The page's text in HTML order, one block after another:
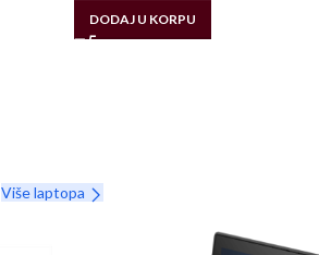
DODAJ U KORPU
Više laptopa